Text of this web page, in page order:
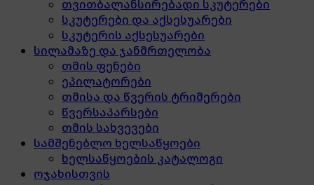
თვითბალანსირებადი სკუტერები
სკუტერები და აქსესუარები
სკუტერის აქსესუარები
სილამაზე და ჯანმრთელობა
თმის ფენები
ეპილატორები
თმისა და წვერის ტრიმერები
წვერსაპარსები
თმის სახვევები
სამშენებლო ხელსაწყოები
ხელსაწყოების კატალოგი
ოჯახისთვის